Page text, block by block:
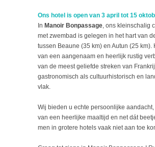
Ons hotel is open van 3 april tot 15
In Manoir Bonpassage, ons kleinschalig
met zwembad is gelegen in het hart van
tussen Beaune (35 km) en Autun (25 km).
van een aangenaam en heerlijk rustig
van de meest geliefde streken van
gastronomisch als cultuurhistorisch en
vlak.
Wij bieden u echte persoonlijke
van een heerlijke maaltijd en net dát
men in grotere hotels vaak niet aan toe